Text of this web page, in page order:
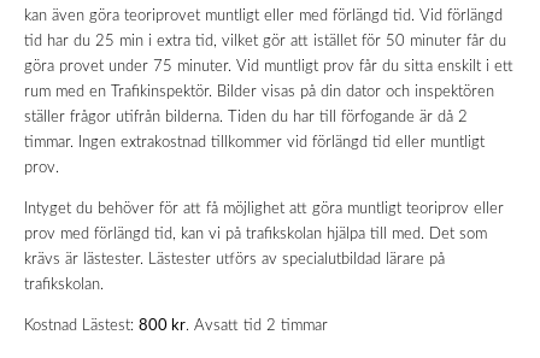
kan även göra teoriprovet muntligt eller med förlängd tid. Vid förlängd
tid har du 25 min i extra tid, vilket gör att istället för 50 minuter får du
göra provet under 75 minuter. Vid muntligt prov får du sitta enskilt i ett
rum med en Trafikinspektör. Bilder visas på din dator och inspektören
ställer frågor utifrån bilderna. Tiden du har till förfogande är då 2
timmar. Ingen extrakostnad tillkommer vid förlängd tid eller muntligt
prov.
Intyget du behöver för att få möjlighet att göra muntligt teoriprov eller
prov med förlängd tid, kan vi på trafikskolan hjälpa till med. Det som
krävs är lästester. Lästester utförs av specialutbildad lärare på
trafikskolan.
Kostnad Lästest: 800 kr. Avsatt tid 2 timmar